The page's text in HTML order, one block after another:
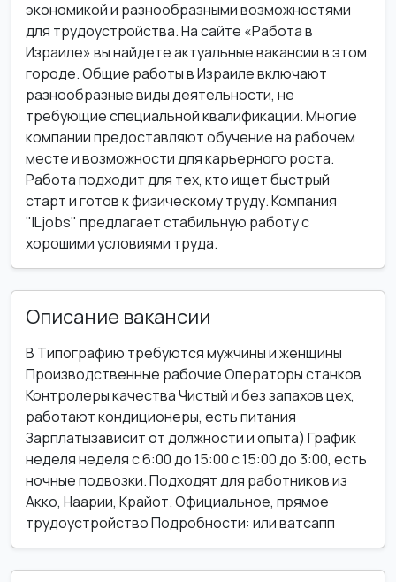
экономикой и разнообразными возможностями
для трудоустройства. На сайте «Работа в
Израиле» вы найдете актуальные вакансии в этом
городе. Общие работы в Израиле включают
разнообразные виды деятельности, не
требующие специальной квалификации. Многие
компании предоставляют обучение на рабочем
месте и возможности для карьерного роста.
Работа подходит для тех, кто ищет быстрый
старт и готов к физическому труду. Компания
"ILjobs" предлагает стабильную работу с
хорошими условиями труда.
Описание вакансии
В Типографию требуются мужчины и женщины
Производственные рабочие Операторы станков
Контролеры качества Чистый и без запахов цех,
работают кондиционеры, есть питания
Зарплатызависит от должности и опыта) График
неделя неделя с 6:00 до 15:00 с 15:00 до 3:00, есть
ночные подвозки. Подходят для работников из
Акко, Наарии, Крайот. Официальное, прямое
трудоустройство Подробности: или ватсапп